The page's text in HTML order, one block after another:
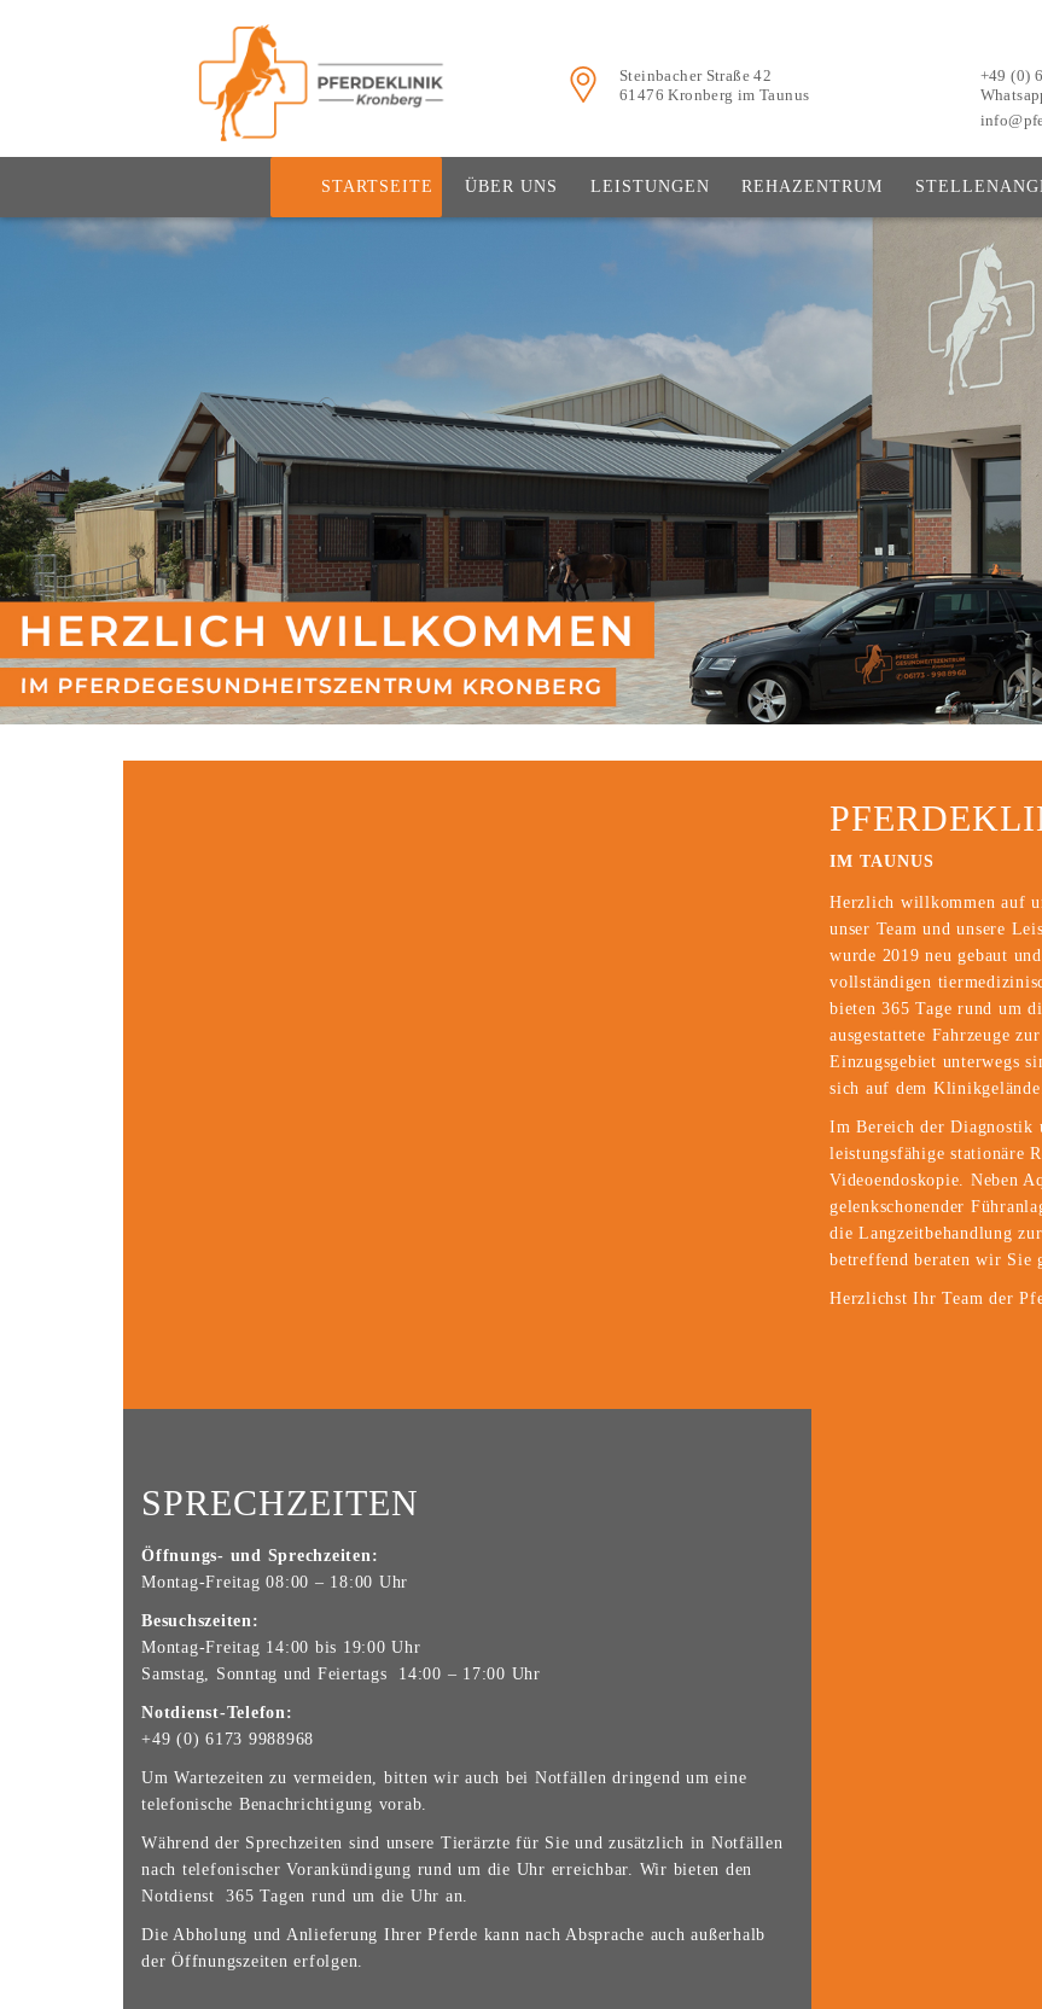
Steinbacher Straße 42
61476 Kronberg im Taunus
+49 (0)
STARTSEITE ÜBER UNS LEISTUNGEN REHAZENTRUM
IM TAUNUS
Herzlich willkommen auf
unser Team und unsere
wurde 2019 neu gebaut
vollständigen
bieten 365 Tage rund um
ausgestattete Fahrzeuge
Einzugsgebiet unterwegs
sich auf dem
Im Bereich der Diagnostik
leistungsfähige stationäre
Videoendoskopie. Neben
gelenkschonender
die Langzeitbehandlung
betreffend beraten wir Sie
​Herzlichst Ihr Team der
SPRECHZEITEN
Öffnungs- und Sprechzeiten:
Montag-Freitag 08:00 – 18:00 Uhr
Besuchszeiten:
Montag-Freitag 14:00 bis 19:00 Uhr
Samstag, Sonntag und Feiertags 14:00 – 17:00 Uhr
Notdienst-Telefon:
+49 (0) 6173 9988968
Um Wartezeiten zu vermeiden, bitten wir auch bei Notfällen dringend um eine
telefonische Benachrichtigung vorab.
Während der Sprechzeiten sind unsere Tierärzte für Sie und zusätzlich in Notfällen
nach telefonischer Vorankündigung rund um die Uhr erreichbar. Wir bieten den
Notdienst 365 Tagen rund um die Uhr an.
Die Abholung und Anlieferung Ihrer Pferde kann nach Absprache auch außerhalb
der Öffnungszeiten erfolgen.